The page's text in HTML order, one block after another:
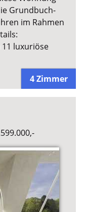
Grundbuch-
im Rahmen
luxuriöse
4 Zimmer